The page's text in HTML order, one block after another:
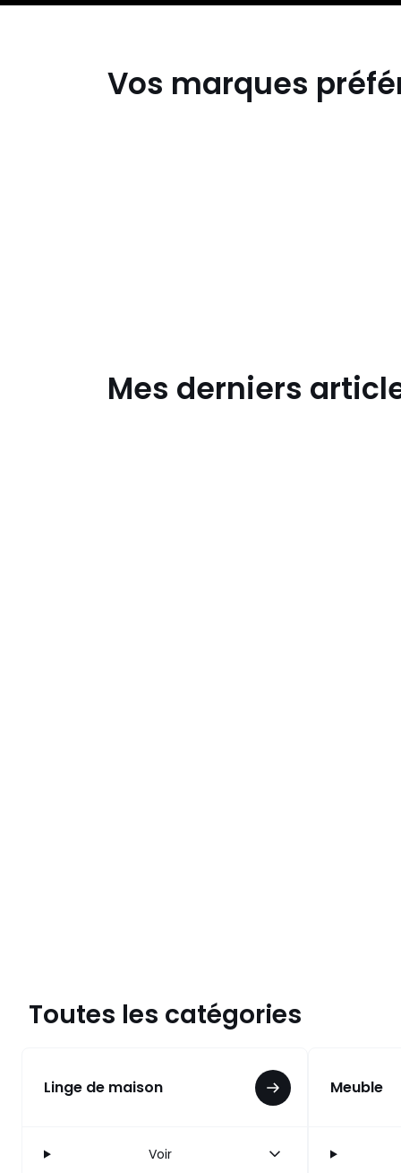
collection
Vos marques
Mes derniers
Toutes les catégories
Linge de maison
Voir
Meuble